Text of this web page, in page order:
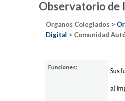
Observatorio de
Órganos Colegiados >
Digital > Comunidad
Funciones:
Sus
a)